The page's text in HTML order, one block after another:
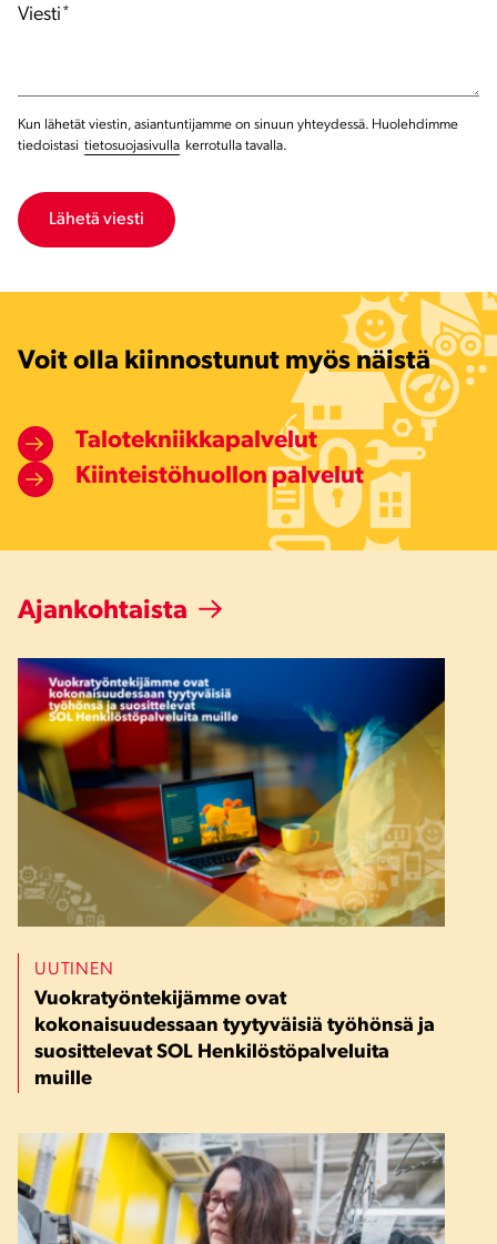
Viesti *
Kun lähetät viestin, asiantuntijamme on sinuun yhteydessä. Huolehdimme
tiedoistasi tietosuojasivulla kerrotulla tavalla.
Voit olla kiinnostunut myös näistä
Talotekniikkapalvelut
Kiinteistöhuollon palvelut
Ajankohtaista
UUTINEN
Vuokratyöntekijämme ovat
kokonaisuudessaan tyytyväisiä työhönsä ja
suosittelevat SOL Henkilöstöpalveluita
muille